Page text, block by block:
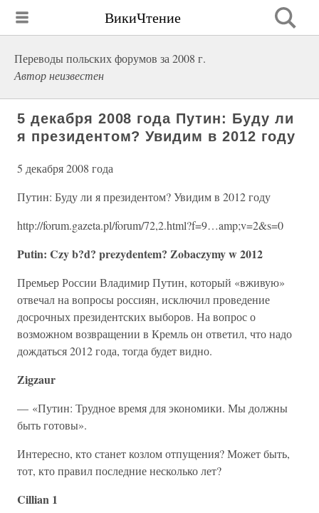
ВикиЧтение
Переводы польских форумов за 2008 г.
Автор неизвестен
5 декабря 2008 года Путин: Буду ли
я президентом? Увидим в 2012 году
5 декабря 2008 года
Путин: Буду ли я президентом? Увидим в 2012 году
http://forum.gazeta.pl/forum/72,2.html?f=9…amp;v=2&s=0
Putin: Czy b?d? prezydentem? Zobaczymy w 2012
Премьер России Владимир Путин, который «вживую»
отвечал на вопросы россиян, исключил проведение
досрочных президентских выборов. На вопрос о
возможном возвращении в Кремль он ответил, что надо
дождаться 2012 года, тогда будет видно.
Zigzaur
— «Путин: Трудное время для экономики. Мы должны
быть готовы».
Интересно, кто станет козлом отпущения? Может быть,
тот, кто правил последние несколько лет?
Cillian 1